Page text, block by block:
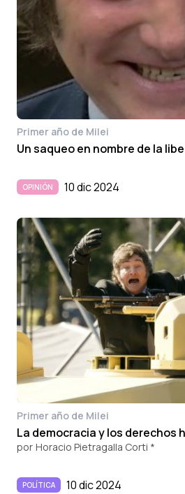
Primer año de Milei
Un saqueo en nombre de la
OPINIÓN 10 dic 2024
Primer año de Milei
La democracia y los derechos
por Horacio Pietragalla Corti *
POLÍTICA 10 dic 2024